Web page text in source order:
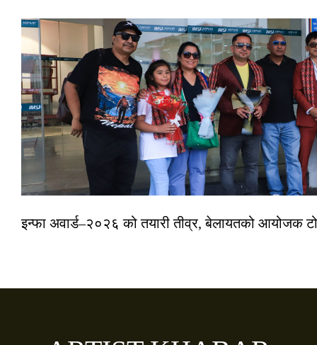
इन्फा अवार्ड–२०२६ को तयारी तीव्र, बेलायतको आयोजक